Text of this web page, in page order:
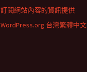
訂閱網站內容的資訊提供
WordPress.org 台灣繁體中文